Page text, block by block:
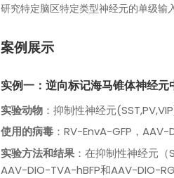
研究特定脑区特定类型神经元的单级输
案例展示
实例一：逆向标记海马锥体神经
实验动物 ：抑制性神经元
使用的病毒 ：RV-EnvA-GFP，
实验方法和结果 ：在抑制性神经元
AAV-DIO-TVA-hBFP和AAV-DIO-